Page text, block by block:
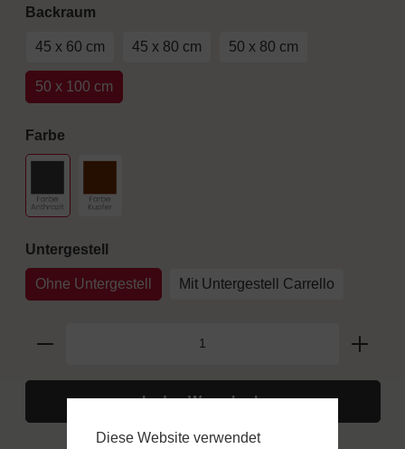
Backraumauswählen
45 x 60 cm 45 x 80 cm 50 x 80 cm
50 x 100 cm
Farbeauswählen
SchwarzFarbe Kupfer
Untergestell auswählen
Ohne Untergestell Mit Untergestell Carrello
In den Warenkorb
Diese Website verwendet